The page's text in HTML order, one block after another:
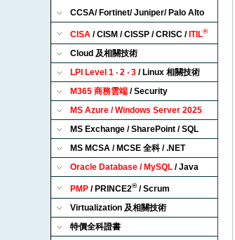
CCSA/ Fortinet/ Juniper/ Palo Alto
CISA / CISM / CISSP / CRISC / ITIL®
Cloud 及相關技術
LPI Level 1 ‧ 2 ‧ 3 / Linux 相關技術
M365 商務雲端 / Security
MS Azure / Windows Server 2025
MS Exchange / SharePoint / SQL
MS MCSA / MCSE 全科 / .NET
Oracle Database / MySQL / Java
PMP / PRINCE2®/ Scrum
Virtualization 及相關技術
特價全科證書